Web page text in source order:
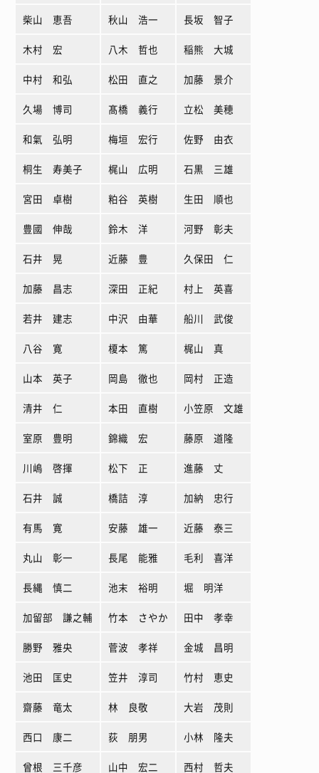
柴山 恵吾 秋山 浩一 長坂 智子
木村 宏 八木 哲也 稲熊 大城
中村 和弘 松田 直之 加藤 景介
久場 博司 髙橋 義行 立松 美穂
和氣 弘明 梅垣 宏行 佐野 由衣
桐生 寿美子 梶山 広明 石黒 三雄
宮田 卓樹 粕谷 英樹 生田 順也
豊國 伸哉 鈴木 洋 河野 彰夫
石井 晃 近藤 豊 久保田 仁
加藤 昌志 深田 正紀 村上 英喜
若井 建志 中沢 由華 船川 武俊
八谷 寛 榎本 篤 梶山 真
山本 英子 岡島 徹也 岡村 正造
清井 仁 本田 直樹 小笠原 文雄
室原 豊明 錦織 宏 藤原 道隆
川嶋 啓揮 松下 正 進藤 丈
石井 誠 橋詰 淳 加納 忠行
有馬 寛 安藤 雄一 近藤 泰三
丸山 彰一 長尾 能雅 毛利 喜洋
長縄 慎二 池末 裕明 堀 明洋
加留部 謙之輔 竹本 さやか 田中 孝幸
勝野 雅央 菅波 孝祥 金城 昌明
池田 匡史 笠井 淳司 竹村 恵史
齋藤 竜太 林 良敬 大岩 茂則
西口 康二 荻 朋男 小林 隆夫
曾根 三千彦 山中 宏二 西村 哲夫